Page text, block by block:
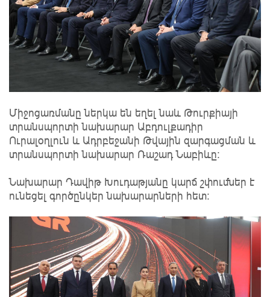
Միջոցառմանը ներկա են եղել նաև Թուրքիայի
տրանսպորտի նախարար Աբդուլքադիր
Ուրալօղլուն և Ադրբեջանի Թվային զարգացման և
տրանսպորտի նախարար Ռաշադ Նաբիևը։
Նախարար Դավիթ Խուդաթյանը կարճ շփումներ է
ունեցել գործընկեր նախարարների հետ։